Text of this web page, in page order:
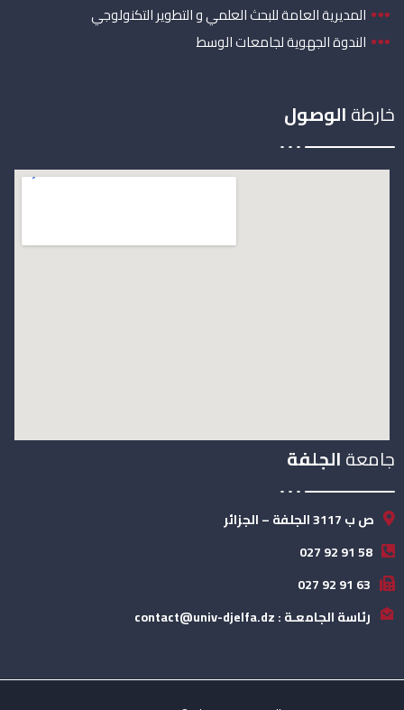
المديرية العامة للبحث العلمي و التطوير التكنولوجي
الندوة الجهوية لجامعات الوسط
خارطةالوصول
جامعةالجلفة
ص ب 3117 الجلفة – الجزائر
58 91 92 027
63 91 92 027
رئاسة الجامعـة : contact@univ-djelfa.dz